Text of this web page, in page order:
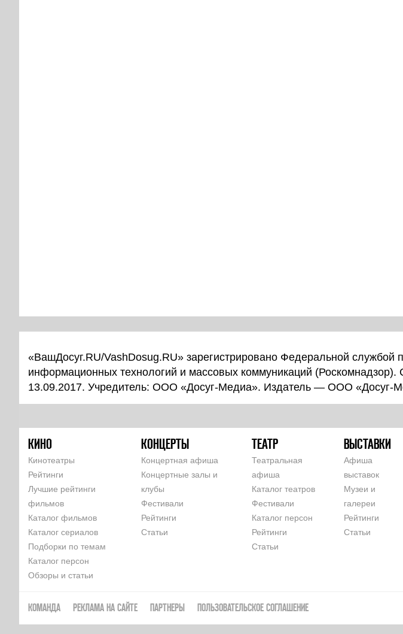
«ВашДосуг.RU/VashDosug.RU» зарегистрировано Федеральной службой
информационных технологий и массовых коммуникаций
13.09.2017. Учредитель: ООО «Досуг-Медиа». Издатель — ООО «Досуг-
КИНО
Кинотеатры
Рейтинги
Лучшие рейтинги
фильмов
Каталог фильмов
Каталог сериалов
Подборки по темам
Каталог персон
Обзоры и статьи
КОНЦЕРТЫ
Концертная афиша
Концертные залы и
клубы
Фестивали
Рейтинги
Статьи
ТЕАТР
Театральная
афиша
Каталог театров
Фестивали
Каталог персон
Рейтинги
Статьи
ВЫСТАВКИ
Афиша
выставок
Музеи и
галереи
Рейтинги
Статьи
КОМАНДА РЕКЛАМА НА САЙТЕ ПАРТНЕРЫ ПОЛЬЗОВАТЕЛЬСКОЕ СОГЛАШЕНИЕ